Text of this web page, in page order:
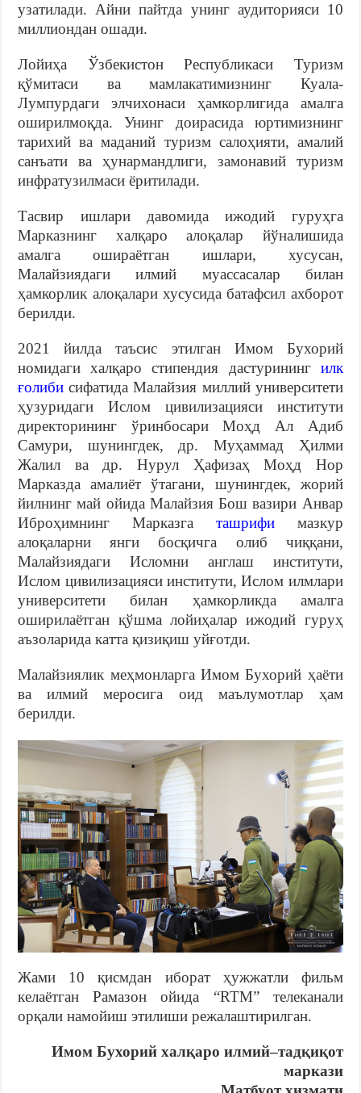
узатилади. Айни пайтда унинг аудиторияси 10
миллиондан ошади.
Лойиҳа Ўзбекистон Республикаси Туризм
қўмитаси ва мамлакатимизнинг Куала-
Лумпурдаги элчихонаси ҳамкорлигида амалга
оширилмоқда. Унинг доирасида юртимизнинг
тарихий ва маданий туризм салоҳияти, амалий
санъати ва ҳунармандлиги, замонавий туризм
инфратузилмаси ёритилади.
Тасвир ишлари давомида ижодий гуруҳга
Марказнинг халқаро алоқалар йўналишида
амалга ошираётган ишлари, хусусан,
Малайзиядаги илмий муассасалар билан
ҳамкорлик алоқалари хусусида батафсил ахборот
берилди.
2021 йилда таъсис этилган Имом Бухорий
номидаги халқаро стипендия дастурининг илк
ғолиби сифатида Малайзия миллий университети
ҳузуридаги Ислом цивилизацияси институти
директорининг ўринбосари Моҳд Ал Адиб
Самури, шунингдек, др. Муҳаммад Ҳилми
Жалил ва др. Нурул Ҳафизаҳ Моҳд Нор
Марказда амалиёт ўтагани, шунингдек, жорий
йилнинг май ойида Малайзия Бош вазири Анвар
Иброҳимнинг Марказга ташрифимазкур
алоқаларни янги босқичга олиб чиққани,
Малайзиядаги Исломни англаш институти,
Ислом цивилизацияси институти, Ислом илмлари
университети билан ҳамкорликда амалга
оширилаётган қўшма лойиҳалар ижодий гуруҳ
аъзоларида катта қизиқиш уйғотди.
Малайзиялик меҳмонларга Имом Бухорий ҳаёти
ва илмий меросига оид маълумотлар ҳам
берилди.
Жами 10 қисмдан иборат ҳужжатли фильм
келаётган Рамазон ойида “RTM” телеканали
орқали намойиш этилиши режалаштирилган.
Имом Бухорий халқаро илмий–тадқиқот
маркази